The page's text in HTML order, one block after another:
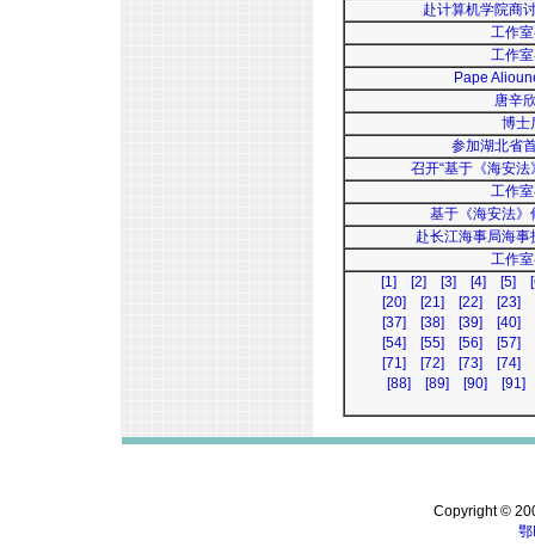
赴计算机学院商
工作
工作
Pape
唐辛
博士
参加湖北省
召开“基于《海安
工作
基于《海安法》
赴长江海事局海
工作
[1]
[2] [3] [4] [5]
[20]
[21] [22] [23]
[37]
[38] [39] [40]
[54]
[55] [56] [57]
[71]
[72] [73] [74]
[88]
[89] [90] [91]
Copyright ©